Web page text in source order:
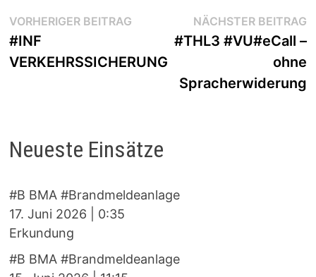
Beitragsnavigation
VORHERIGER BEITRAGVorheriger
Beitrag:
#INF
VERKEHRSSICHERUNG
NÄCHSTER BEITRAG
#THL3 #VU#eCall –
ohne
Spracherwiderung
Neueste Einsätze
#B BMA #Brandmeldeanlage
17. Juni 2026
0:35
Erkundung
#B BMA #Brandmeldeanlage